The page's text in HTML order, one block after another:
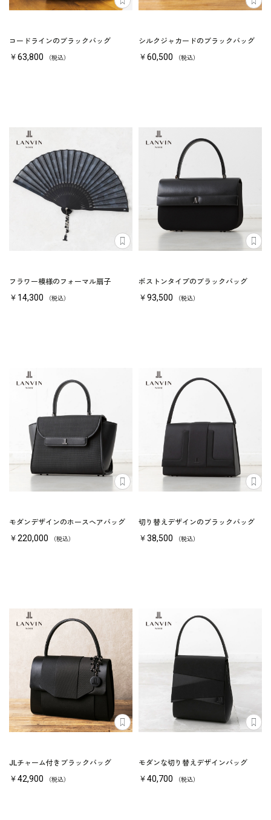
コードラインのブラックバッグ
￥63,800 （税込）
シルクジャカードのブラックバッグ
￥60,500 （税込）
フラワー模様のフォーマル扇子
￥14,300 （税込）
ボストンタイプのブラックバッグ
￥93,500 （税込）
モダンデザインのホースヘアバッグ
￥220,000 （税込）
切り替えデザインのブラックバッグ
￥38,500 （税込）
JLチャーム付きブラックバッグ
￥42,900 （税込）
モダンな切り替えデザインバッグ
￥40,700 （税込）